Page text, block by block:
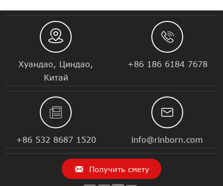

Хуандао, Циндао,
Китай

+86 186 6184 7678

+86 532 8687 1520

info@rinborn.com
 Получить смету